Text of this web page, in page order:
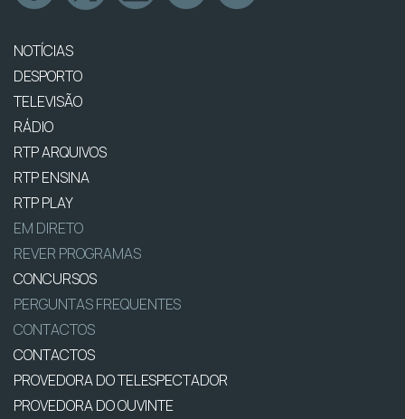
NOTÍCIAS
DESPORTO
TELEVISÃO
RÁDIO
RTP ARQUIVOS
RTP ENSINA
RTP PLAY
EM DIRETO
REVER PROGRAMAS
CONCURSOS
PERGUNTAS FREQUENTES
CONTACTOS
CONTACTOS
PROVEDORA DO TELESPECTADOR
PROVEDORA DO OUVINTE